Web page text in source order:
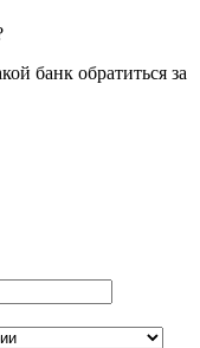
банк обратиться за